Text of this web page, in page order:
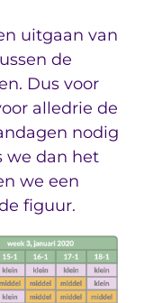
uitgaan van
de
Dus voor
alledrie de
nodig
we dan het
we een
figuur.